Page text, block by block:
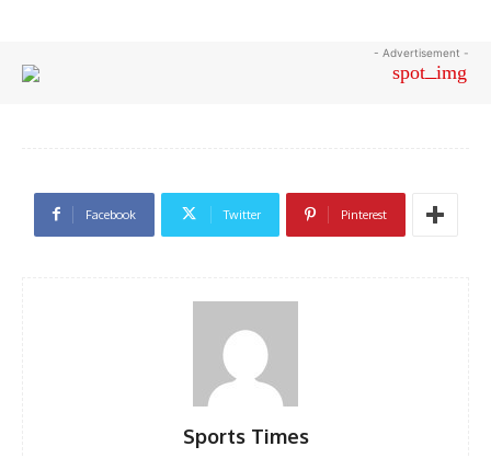
- Advertisement -
Facebook Twitter Pinterest
Sports Times